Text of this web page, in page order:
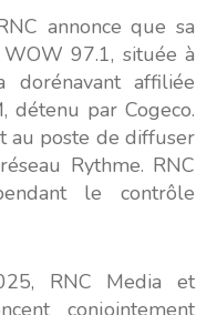
annonce que sa
97.1, située à
dorénavant affiliée
détenu par Cogeco.
au poste de diffuser
Rythme. RNC
le contrôle
RNC Media et
conjointement